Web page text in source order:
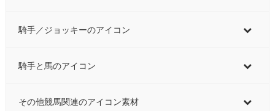
騎手／ジョッキーのアイコン
騎手と馬のアイコン
その他競馬関連のアイコン素材